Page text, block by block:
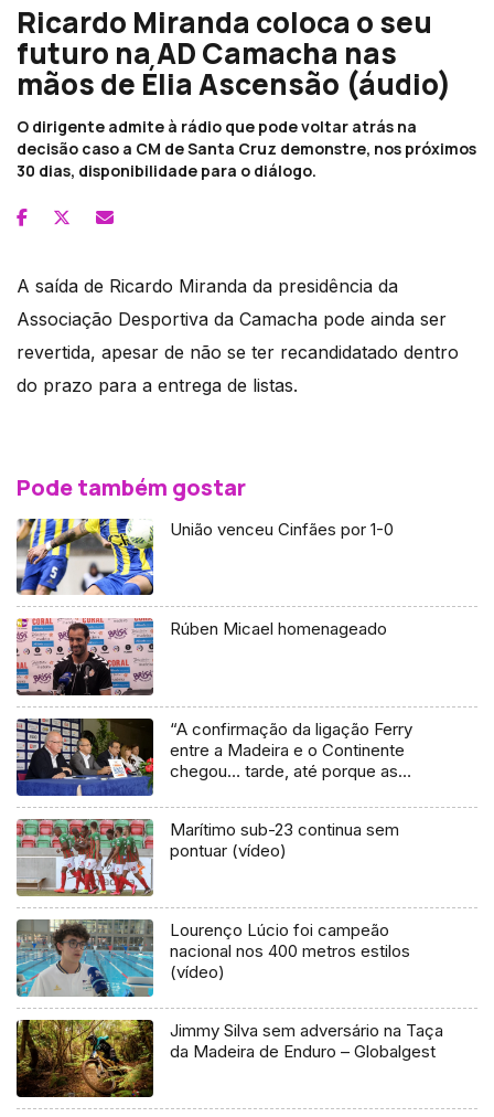
Ricardo Miranda coloca o seu
futuro na AD Camacha nas
mãos de Élia Ascensão (áudio)
O dirigente admite à rádio que pode voltar atrás na
decisão caso a CM de Santa Cruz demonstre, nos próximos
30 dias, disponibilidade para o diálogo.
A saída de Ricardo Miranda da presidência da
Associação Desportiva da Camacha pode ainda ser
revertida, apesar de não se ter recandidatado dentro
do prazo para a entrega de listas.
Pode também gostar
União venceu Cinfães por 1-0
Rúben Micael homenageado
“A confirmação da ligação Ferry
entre a Madeira e o Continente
chegou… tarde, até porque as
muita antecedência”
Marítimo sub-23 continua sem
pontuar (vídeo)
Lourenço Lúcio foi campeão
nacional nos 400 metros estilos
(vídeo)
Jimmy Silva sem adversário na Taça
da Madeira de Enduro – Globalgest